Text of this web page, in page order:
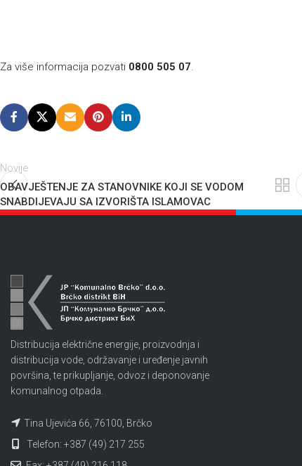
Za više informacija pozvati 0800 505 07.
Novije
OBAVJEŠTENJE ZA STANOVNIKE KOJI SE VODOM
SNABDIJEVAJU SA IZVORIŠTA ISLAMOVAC
Distribucija električne energije, proizvodnja i
distribucija vode, održavanje i uređenje javnih
površina, te prikupljanje, odvoz i deponovanje
komunalnog otpada.
Tina Ujevića 66, 76100, Brčko
Telefon: +387 (49) 217 255